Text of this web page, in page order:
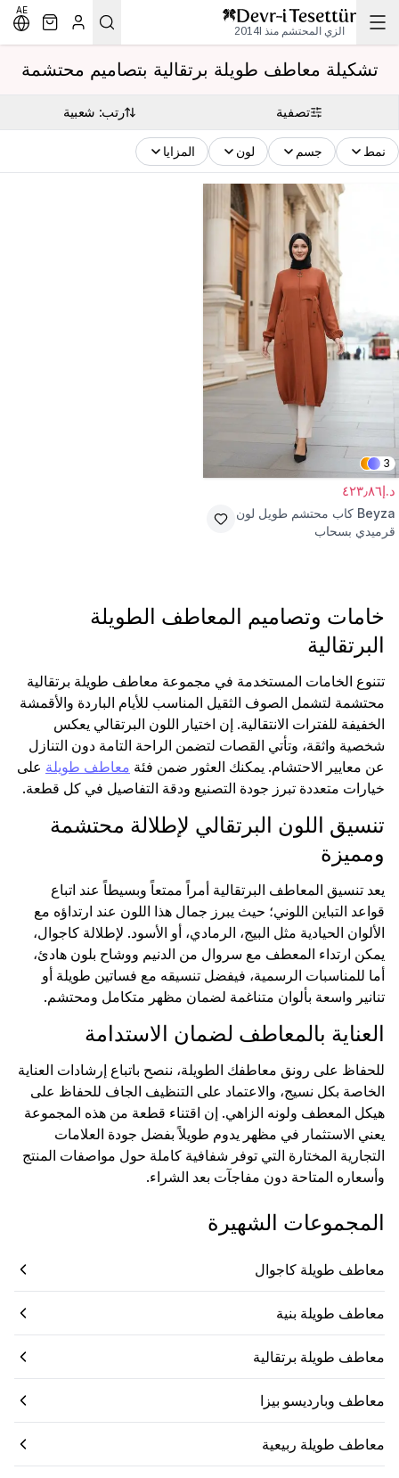
الزي المحتشم منذ 2014l
AE
تشكيلة معاطف طويلة برتقالية بتصاميم محتشمة
تصفية رتب: شعبية
نمط جسم لون المزايا
3
د.إ٤٢٣٫٨٦
Beyza كاب محتشم طويل لون
قرميدي بسحاب
خامات وتصاميم المعاطف الطويلة
البرتقالية
تتنوع الخامات المستخدمة في مجموعة معاطف طويلة برتقالية
محتشمة لتشمل الصوف الثقيل المناسب للأيام الباردة والأقمشة
الخفيفة للفترات الانتقالية. إن اختيار اللون البرتقالي يعكس
شخصية واثقة، وتأتي القصات لتضمن الراحة التامة دون التنازل
عن معايير الاحتشام. يمكنك العثور ضمن فئة معاطف طويلة على
خيارات متعددة تبرز جودة التصنيع ودقة التفاصيل في كل قطعة.
تنسيق اللون البرتقالي لإطلالة محتشمة
ومميزة
يعد تنسيق المعاطف البرتقالية أمراً ممتعاً وبسيطاً عند اتباع
قواعد التباين اللوني؛ حيث يبرز جمال هذا اللون عند ارتداؤه مع
الألوان الحيادية مثل البيج، الرمادي، أو الأسود. لإطلالة كاجوال،
يمكن ارتداء المعطف مع سروال من الدنيم ووشاح بلون هادئ،
أما للمناسبات الرسمية، فيفضل تنسيقه مع فساتين طويلة أو
تنانير واسعة بألوان متناغمة لضمان مظهر متكامل ومحتشم.
العناية بالمعاطف لضمان الاستدامة
للحفاظ على رونق معاطفك الطويلة، ننصح باتباع إرشادات العناية
الخاصة بكل نسيج، والاعتماد على التنظيف الجاف للحفاظ على
هيكل المعطف ولونه الزاهي. إن اقتناء قطعة من هذه المجموعة
يعني الاستثمار في مظهر يدوم طويلاً بفضل جودة العلامات
التجارية المختارة التي توفر شفافية كاملة حول مواصفات المنتج
وأسعاره المتاحة دون مفاجآت بعد الشراء.
المجموعات الشهيرة
معاطف طويلة كاجوال
معاطف طويلة بنية
معاطف طويلة برتقالية
معاطف وبارديسو بيزا
معاطف طويلة ربيعية